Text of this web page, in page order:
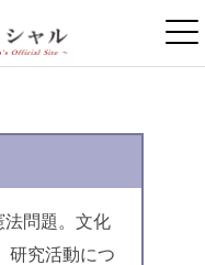
法問題。文化
研究活動につ